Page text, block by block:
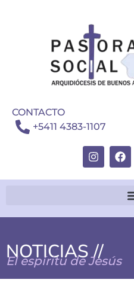
CONTACTO
+5411 4383-1107
NOTICIAS //
El espíritu de Jesús